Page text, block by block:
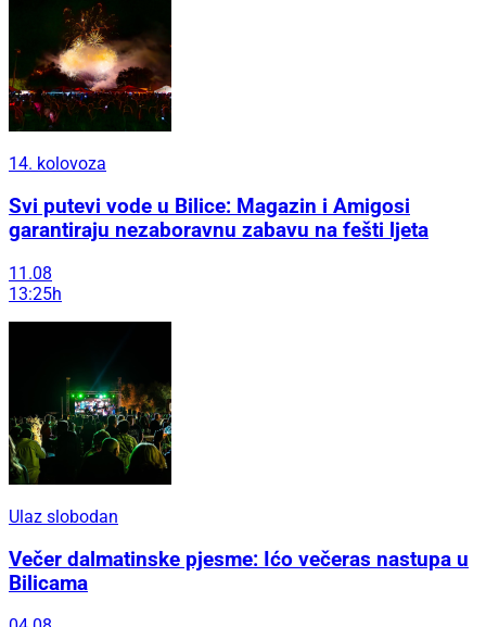
14. kolovoza
Svi putevi vode u Bilice: Magazin i Amigosi
garantiraju nezaboravnu zabavu na fešti ljeta
11.08
13:25h
Ulaz slobodan
Večer dalmatinske pjesme: Ićo večeras nastupa u
Bilicama